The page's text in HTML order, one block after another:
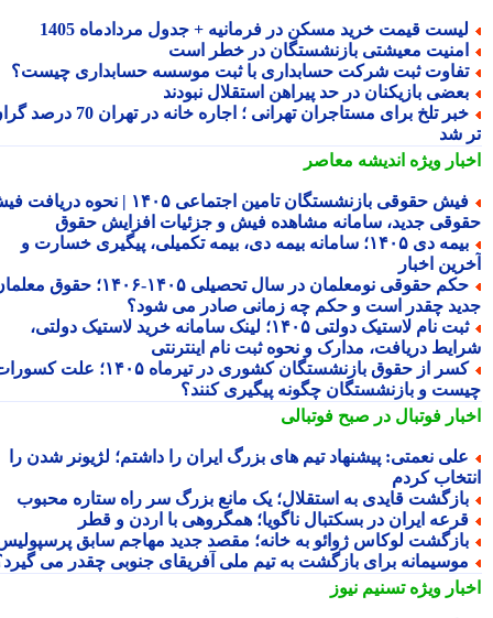
قیمت خرید مسکن در فرمانیه + جدول مردادماه 1405
معیشتی بازنشستگان در خطر است
ثبت شرکت حسابداری با ثبت موسسه حسابداری چیست؟
بازیکنان در حد پیراهن استقلال نبودند
خبر تلخ برای مستاجران تهرانی ؛ اجاره خانه در تهران 70 درصد گران
شد
ویژهاندیشه معاصر
فیش حقوقی بازنشستگان تامین اجتماعی ۱۴۰۵ | نحوه دریافت فیش
جدید، سامانه مشاهده فیش و جزئیات افزایش حقوق
بیمه دی ۱۴۰۵؛ سامانه بیمه دی، بیمه تکمیلی، پیگیری خسارت و
اخبار
حکم حقوقی نومعلمان در سال تحصیلی ۱۴۰۵-۱۴۰۶؛ حقوق معلمان
چقدر است و حکم چه زمانی صادر می شود؟
ثبت نام لاستیک دولتی ۱۴۰۵؛ لینک سامانه خرید لاستیک دولتی،
دریافت، مدارک و نحوه ثبت نام اینترنتی
کسر از حقوق بازنشستگان کشوری در تیرماه ۱۴۰۵؛ علت کسورات
و بازنشستگان چگونه پیگیری کنند؟
فوتبال در صبح فوتبالی
نعمتی: پیشنهاد تیم های بزرگ ایران را داشتم؛ لژیونر شدن را
کردم
قایدی به استقلال؛ یک مانع بزرگ سر راه ستاره محبوب
ایران در بسکتبال ناگویا؛ همگروهی با اردن و قطر
لوکاس ژوائو به خانه؛ مقصد جدید مهاجم سابق پرسپولیس
برای بازگشت به تیم ملی آفریقای جنوبی چقدر می گیرد؟
ویژهتسنیم نیوز